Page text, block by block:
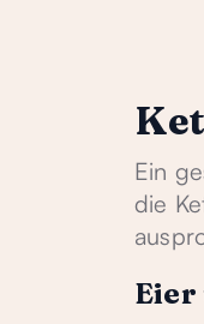
Ein
die
Eier